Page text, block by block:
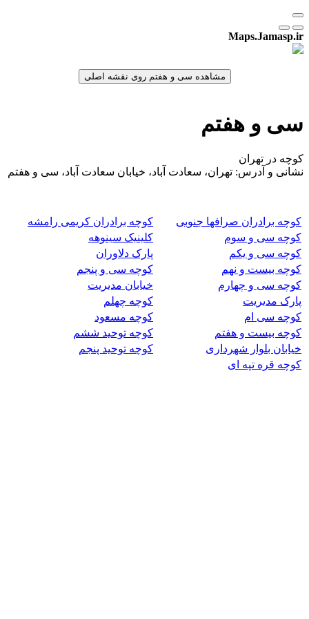
Maps.Jamasp.ir
سی و هفتم
کوچه در تهران
نشانی و آدرس: تهران، سعادت آباد، خیابان سعادت آباد، سی و هفتم
کوچه برادران صرافها جنوبی
کوچه برادران کریمی رامشه
کوچه سی و سوم
کلینیک سینوهه
کوچه سی و یکم
پارک دلاوران
کوچه بیست و نهم
کوچه سی و پنجم
کوچه سی و چهارم
خیابان مدیریت
پارک مدیریت
کوچه چهلم
کوچه سی ام
کوچه مسعود
کوچه بیست و هفتم
کوچه توحید ششم
خیابان بلوار شهرداری
کوچه توحید پنجم
کوچه قره تپه ای